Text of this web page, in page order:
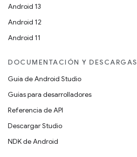
Android 13
Android 12
Android 11
DOCUMENTACIÓN Y DESCARGAS
Guía de Android Studio
Guías para desarrolladores
Referencia de API
Descargar Studio
NDK de Android